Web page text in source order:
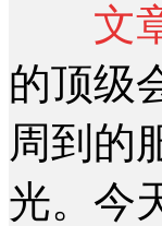
文
的顶级
周到的
光。今